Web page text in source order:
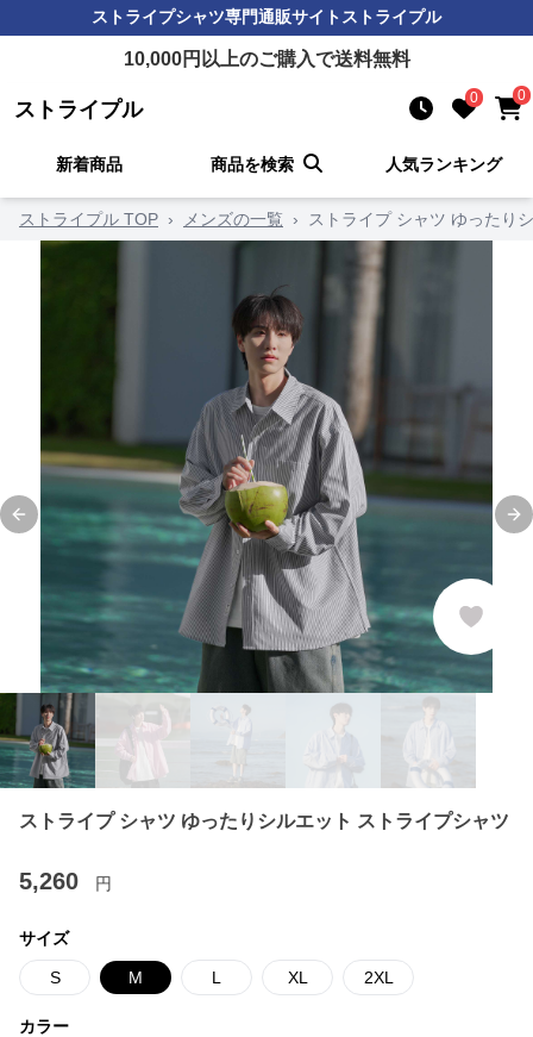
ストライプシャツ専門通販サイト ストライプル
10,000円以上のご購入で送料無料
ストライプル 0 0
新着商品 商品を検索 人気ランキング
ストライプル TOP › メンズの一覧 › ストライプ シャツ ゆったり
Previous slide
ストライプ シャツ ゆったりシルエット ストライプシャツ
5,260 円
サイズ
S M L XL 2XL
カラー